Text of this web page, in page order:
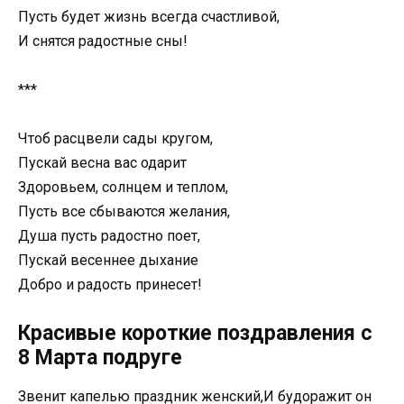
Пусть будет жизнь всегда счастливой,
И снятся радостные сны!
***
Чтоб расцвели сады кругом,
Пускай весна вас одарит
Здоровьем, солнцем и теплом,
Пусть все сбываются желания,
Душа пусть радостно поет,
Пускай весеннее дыхание
Добро и радость принесет!
Красивые короткие поздравления с
8 Марта подруге
Звенит капелью праздник женский,И будоражит он